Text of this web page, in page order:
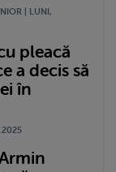
| LUNI,
pleacă
a decis să
în